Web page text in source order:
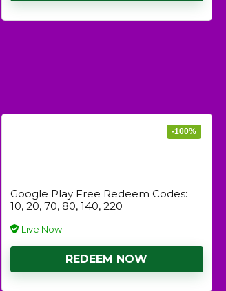
-100%
Google Play Free Redeem Codes:
₹10, 20, 70, 80, 140, 220
Live Now
REDEEM NOW